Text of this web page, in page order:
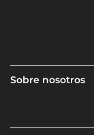
Sobre nosotros